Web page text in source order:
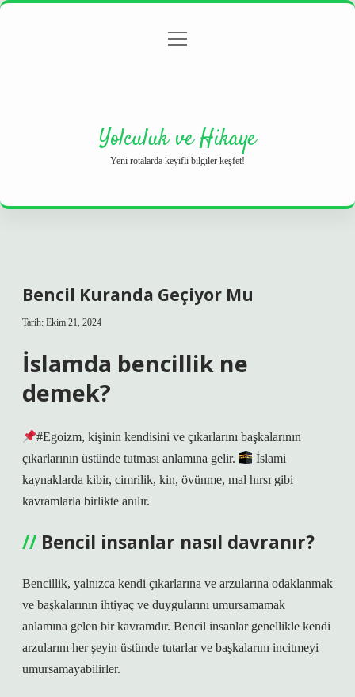
Gizlilik Politikası
menüyü
Yolculuk ve Hikaye
Yeni rotalarda keyifli bilgiler keşfet!
Bencil Kuranda Geçiyor Mu
Tarih: Ekim 21, 2024
İslamda bencillik ne
demek?
#Egoizm, kişinin kendisini ve çıkarlarını başkalarının
çıkarlarının üstünde tutması anlamına gelir.
İslami
kaynaklarda kibir, cimrilik, kin, övünme, mal hırsı gibi
kavramlarla birlikte anılır.
Bencil insanlar nasıl davranır?
Bencillik, yalnızca kendi çıkarlarına ve arzularına odaklanmak
ve başkalarının ihtiyaç ve duygularını umursamamak
anlamına gelen bir kavramdır. Bencil insanlar genellikle kendi
arzularını her şeyin üstünde tutarlar ve başkalarını incitmeyi
umursamayabilirler.